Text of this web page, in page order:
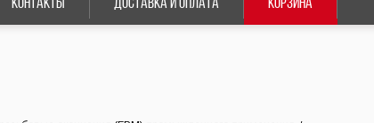
КОНТАКТЫ ДОСТАВКА И ОПЛАТА КОРЗИНА